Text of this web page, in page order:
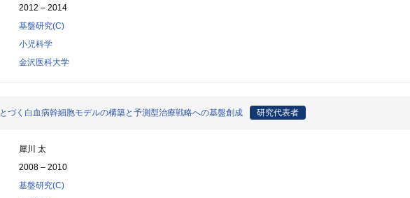
2012 – 2014
基盤研究(C)
小児科学
金沢医科大学
づく白血病幹細胞モデルの構築と予測型治療戦略への基盤創成 研究代表者
犀川 太
2008 – 2010
基盤研究(C)